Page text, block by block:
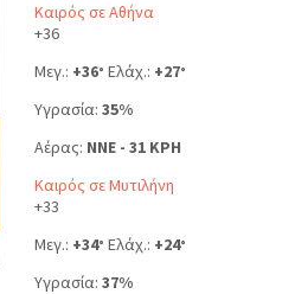
Καιρός σε Αθήνα
+36
Μεγ.: +36° Ελάχ.: +27°
Υγρασία: 35%
Αέρας: NNE - 31 KPH
Καιρός σε Μυτιλήνη
+33
Μεγ.: +34° Ελάχ.: +24°
Υγρασία: 37%